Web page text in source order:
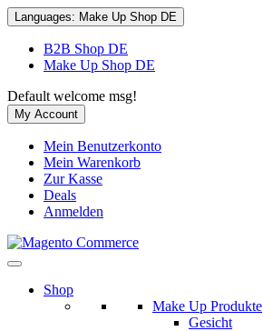
Languages: Make Up Shop DE
B2B Shop DE
Make Up Shop DE
Default welcome msg!
My Account
Mein Benutzerkonto
Mein Warenkorb
Zur Kasse
Deals
Anmelden
Shop
Make Up Produkte
Gesicht